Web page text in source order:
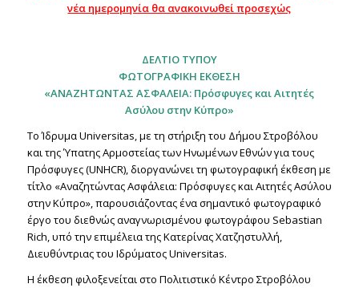
νέα ημερομηνία θα ανακοινωθεί προσεχώς
ΔΕΛΤΙΟ ΤΥΠΟΥ
ΦΩΤΟΓΡΑΦΙΚΗ ΕΚΘΕΣΗ
«ΑΝΑΖΗΤΩΝΤΑΣ ΑΣΦΑΛΕΙΑ: Πρόσφυγες και Αιτητές
Ασύλου στην Κύπρο»
Το Ίδρυμα Universitas, με τη στήριξη του Δήμου Στροβόλου
και της Ύπατης Αρμοστείας των Ηνωμένων Εθνών για τους
Πρόσφυγες (UNHCR), διοργανώνει τη φωτογραφική έκθεση με
τίτλο «Αναζητώντας Ασφάλεια: Πρόσφυγες και Αιτητές Ασύλου
στην Κύπρο», παρουσιάζοντας ένα σημαντικό φωτογραφικό
έργο του διεθνώς αναγνωρισμένου φωτογράφου Sebastian
Rich, υπό την επιμέλεια της Κατερίνας Χατζηστυλλή,
Διευθύντριας του Ιδρύματος Universitas.
Η έκθεση φιλοξενείται στο Πολιτιστικό Κέντρο Στροβόλου